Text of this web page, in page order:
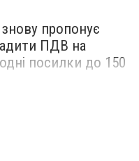
пропонує
ПДВ на
посилки до 150